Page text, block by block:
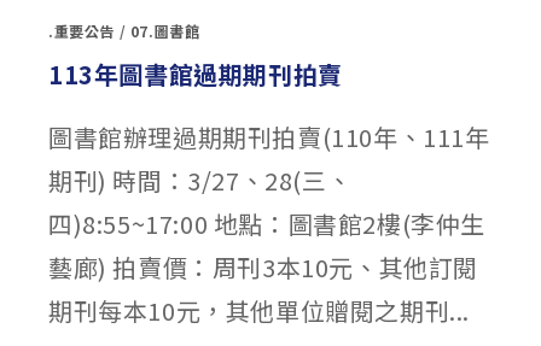
.重要公告 / 07.圖書館
113年圖書館過期期刊拍賣
圖書館辦理過期期刊拍賣(110年、111年
期刊) 時間：3/27、28(三、
四)8:55~17:00 地點：圖書館2樓(李仲生
藝廊) 拍賣價：周刊3本10元、其他訂閱
期刊每本10元，其他單位贈閱之期刊...